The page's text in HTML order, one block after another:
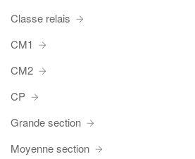
Classe relais
CM1
CM2
CP
Grande section
Moyenne section